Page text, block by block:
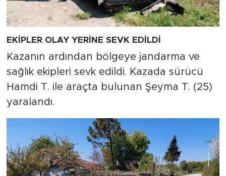
EKİPLER OLAY YERİNE SEVK EDİLDİ
Kazanın ardından bölgeye jandarma ve
sağlık ekipleri sevk edildi. Kazada sürücü
Hamdi T. ile araçta bulunan Şeyma T. (25)
yaralandı.